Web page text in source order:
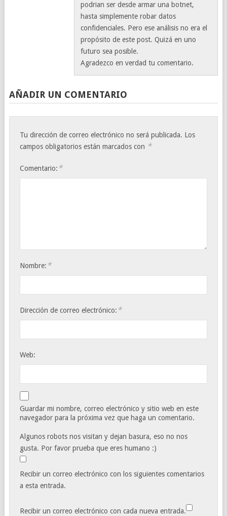
podrian ser desde armar una botnet,
hasta simplemente robar datos
confidenciales. Pero ese análisis no era el
propósito de este post. Quizá en uno
futuro sea posible.
Agradezco en verdad tu comentario.
AÑADIR UN COMENTARIO
Tu dirección de correo electrónico no será publicada. Los
campos obligatorios están marcados con *
Comentario: *
Nombre: *
Dirección de correo electrónico: *
Web:
Guardar mi nombre, correo electrónico y sitio web en este
navegador para la próxima vez que haga un comentario.
Algunos robots nos visitan y dejan basura, eso no nos
gusta. Por favor prueba que eres humano :)
Recibir un correo electrónico con los siguientes comentarios
a esta entrada.
Recibir un correo electrónico con cada nueva entrada.